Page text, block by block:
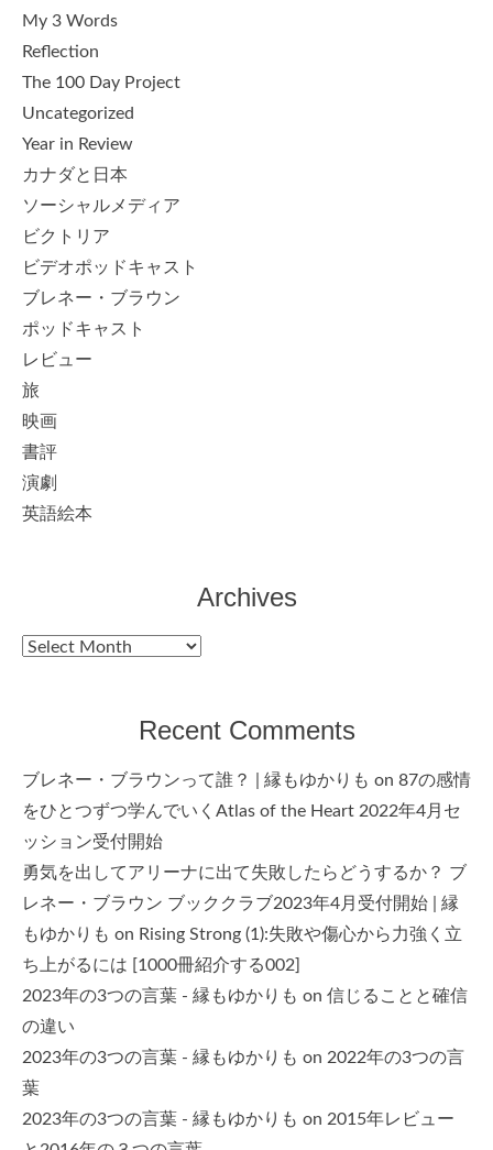
My 3 Words
Reflection
The 100 Day Project
Uncategorized
Year in Review
カナダと日本
ソーシャルメディア
ビクトリア
ビデオポッドキャスト
ブレネー・ブラウン
ポッドキャスト
レビュー
旅
映画
書評
演劇
英語絵本
Archives
Archives
Recent Comments
ブレネー・ブラウンって誰？ | 縁もゆかりも on 87の感情
をひとつずつ学んでいくAtlas of the Heart 2022年4月セ
ッション受付開始
勇気を出してアリーナに出て失敗したらどうするか？ ブ
レネー・ブラウン ブッククラブ2023年4月受付開始 | 縁
もゆかりも on Rising Strong (1):失敗や傷心から力強く立
ち上がるには [1000冊紹介する002]
2023年の3つの言葉 - 縁もゆかりも on 信じることと確信
の違い
2023年の3つの言葉 - 縁もゆかりも on 2022年の3つの言
葉
2023年の3つの言葉 - 縁もゆかりも on 2015年レビュー